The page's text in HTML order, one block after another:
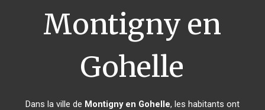
Montigny en
Gohelle
Dans la ville de Montigny en Gohelle, les habitants ont